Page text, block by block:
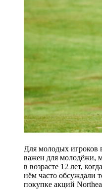
Для молодых игроков
важен для молодёжи,
в возрасте 12 лет,
нём часто обсуждали
покупке акций